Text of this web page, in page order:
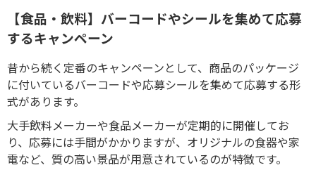
【食品・飲料】バーコードやシールを集めて応募
するキャンペーン
昔から続く定番のキャンペーンとして、商品のパッケージ
に付いているバーコードや応募シールを集めて応募する形
式があります。
大手飲料メーカーや食品メーカーが定期的に開催してお
り、応募には手間がかかりますが、オリジナルの食器や家
電など、質の高い景品が用意されているのが特徴です。